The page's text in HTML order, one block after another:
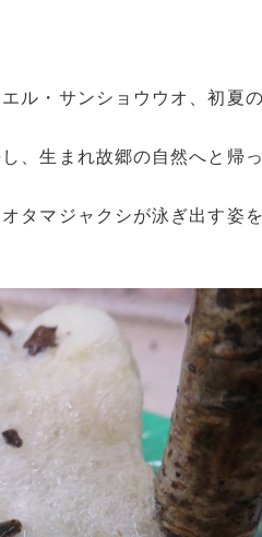
ル・サンショウウオ、初夏
、生まれ故郷の自然へと帰
タマジャクシが泳ぎ出す姿